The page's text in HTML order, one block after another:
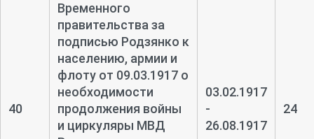
40
Временного
правительства за
подписью Родзянко к
населению, армии и
флоту от 09.03.1917 о
необходимости
продолжения войны
и циркуляры МВД
03.02.1917
-
26.08.1917
24